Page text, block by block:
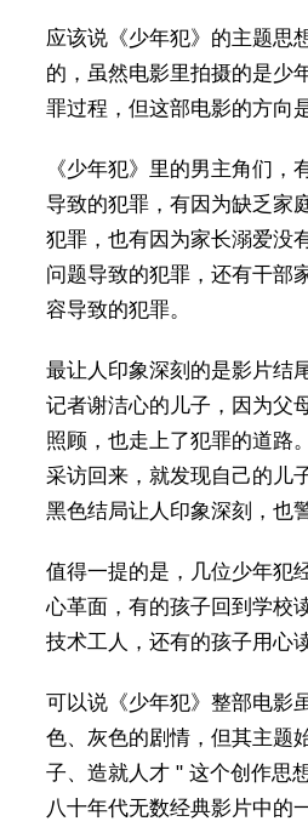
应该说《少年犯》的主题思
的，虽然电影里拍摄的是少
罪过程，但这部电影的方向
《少年犯》里的男主角们，
导致的犯罪，有因为缺乏家
犯罪，也有因为家长溺爱没
问题导致的犯罪，还有干部
容导致的犯罪。
最让人印象深刻的是影片结
记者谢洁心的儿子，因为父
照顾，也走上了犯罪的道路
采访回来，就发现自己的儿
黑色结局让人印象深刻，也
值得一提的是，几位少年犯
心革面，有的孩子回到学校
技术工人，还有的孩子用心
可以说《少年犯》整部电影
色、灰色的剧情，但其主题
子、造就人才 " 这个创作思
八十年代无数经典影片中的